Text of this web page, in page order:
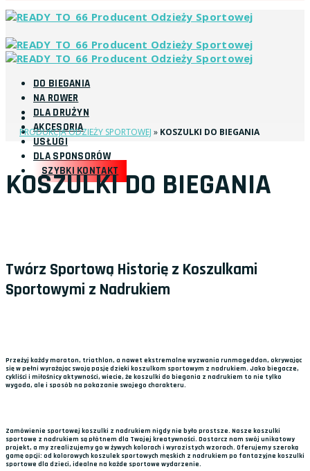
DO BIEGANIA
NA ROWER
DLA DRUŻYN
AKCESORIA
USŁUGI
DLA SPONSORÓW
SZYBKI KONTAKT
PRODUKCJA ODZIEŻY SPORTOWEJ » KOSZULKI DO BIEGANIA
KOSZULKI DO BIEGANIA
Twórz Sportową Historię z Koszulkami
Sportowymi z Nadrukiem
Przeżyj każdy maraton, triathlon, a nawet ekstremalne wyzwania runmageddon, okrywając
się w pełni wyrażając swoją pasję dzięki koszulkom sportowym z nadrukiem. Jako biegacze,
cykliści i miłośnicy aktywności, wiecie, że koszulki do biegania z nadrukiem to nie tylko
wygoda, ale i sposób na pokazanie swojego charakteru.
Zamówienie sportowej koszulki z nadrukiem nigdy nie było prostsze. Nasze koszulki
sportowe z nadrukiem są płótnem dla Twojej kreatywności. Dostarcz nam swój unikatowy
projekt, a my zrealizujemy go w żywych kolorach i wyrazistych wzorach. Oferujemy szeroką
gamę opcji: od kolorowych koszulek sportowych męskich z nadrukiem po fantazyjne koszulki
sportowe dla dzieci, idealne na każde sportowe wydarzenie.